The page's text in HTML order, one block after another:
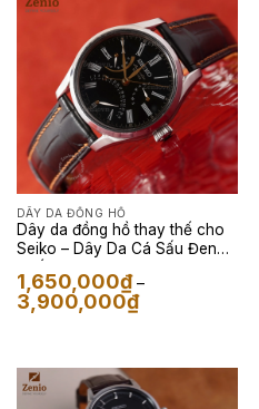
DÂY DA ĐỒNG HỒ
Dây da đồng hồ thay thế cho
Seiko – Dây Da Cá Sấu Đen
1,650,000₫ –
3,900,000₫Khoảng
giá:
3,900,000₫